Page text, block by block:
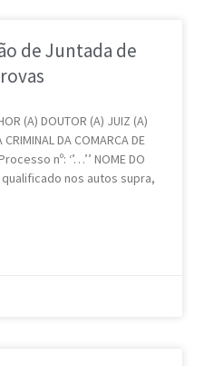
de Juntada de
(A) DOUTOR (A) JUIZ (A)
CRIMINAL DA COMARCA DE
Processo nº: ‘’…’’ NOME DO
qualificado nos autos supra,